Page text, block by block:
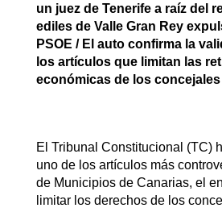
un juez de Tenerife a raíz del
ediles de Valle Gran Rey
PSOE / El auto confirma la
los artículos que limitan las
económicas de los
El Tribunal Constitucional (TC)
uno de los artículos más
de Municipios de Canarias, el
limitar los derechos de los